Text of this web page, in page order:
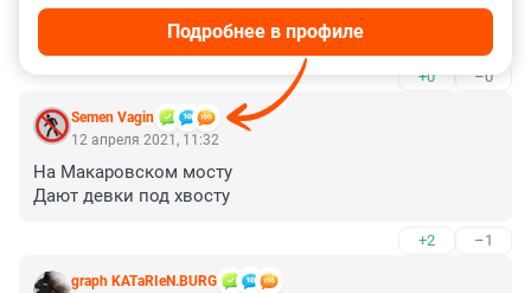
багажник тут причем?
+0 –0
Semen Vagin
Подробнее в профиле
12 апреля 2021, 11:32
На Макаровском мосту
Дают девки под хвосту
+2 –1
graph KATаRIеN.BURG